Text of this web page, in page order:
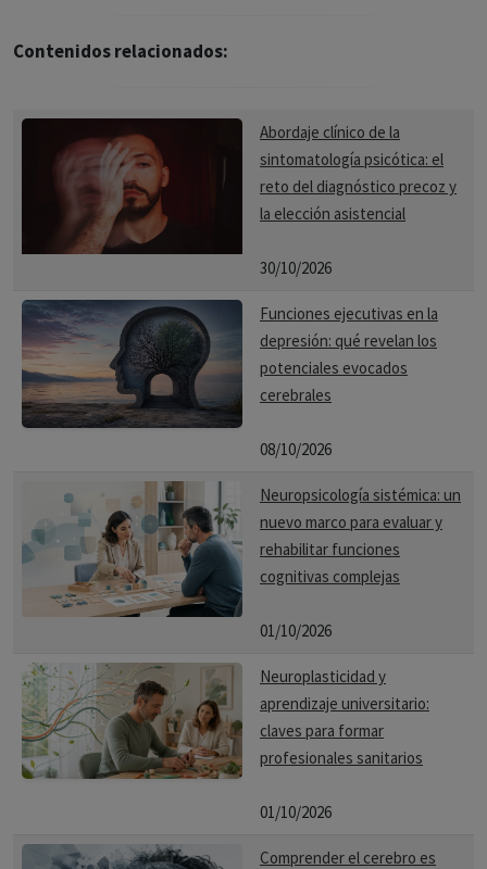
Contenidos relacionados:
Abordaje clínico de la
sintomatología psicótica: el
reto del diagnóstico precoz y
la elección asistencial
30/10/2026
Funciones ejecutivas en la
depresión: qué revelan los
potenciales evocados
cerebrales
08/10/2026
Neuropsicología sistémica: un
nuevo marco para evaluar y
rehabilitar funciones
cognitivas complejas
01/10/2026
Neuroplasticidad y
aprendizaje universitario:
claves para formar
profesionales sanitarios
01/10/2026
Comprender el cerebro es